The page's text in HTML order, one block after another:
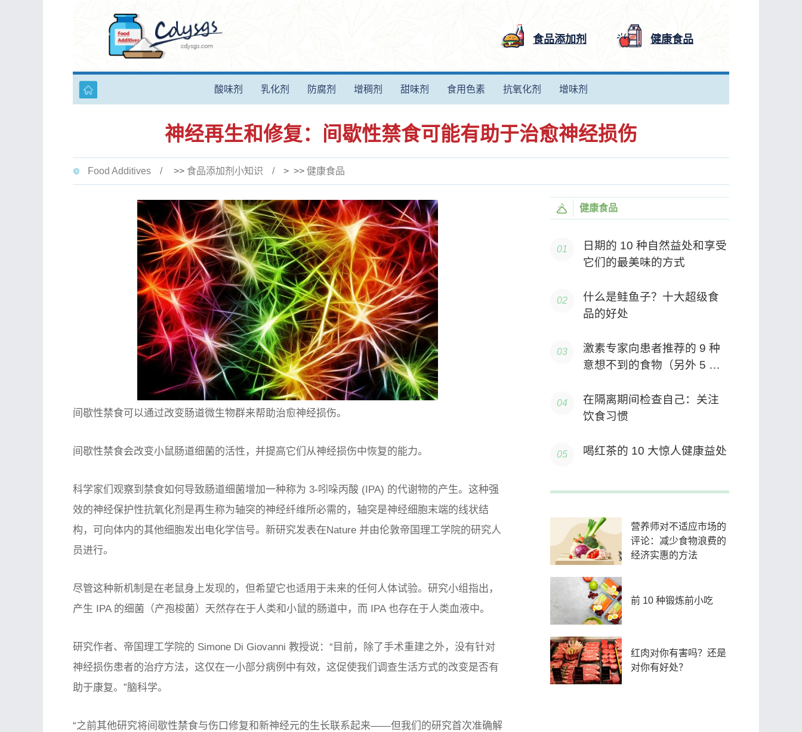
食品添加剂 健康食品
酸味剂 乳化剂 防腐剂 增稠剂 甜味剂 食用色素 抗氧化剂 增味剂
神经再生和修复：间歇性禁食可能有助于治愈神经损伤
Food Additives >> 食品添加剂小知识 > >> 健康食品
间歇性禁食可以通过改变肠道微生物群来帮助治愈神经损伤。
间歇性禁食会改变小鼠肠道细菌的活性，并提高它们从神经损伤中恢复的能力。
科学家们观察到禁食如何导致肠道细菌增加一种称为 3-吲哚丙酸 (IPA) 的代谢物的产生。这种强
效的神经保护性抗氧化剂是再生称为轴突的神经纤维所必需的，轴突是神经细胞末端的线状结
构，可向体内的其他细胞发出电化学信号。新研究发表在Nature 并由伦敦帝国理工学院的研究人
员进行。
尽管这种新机制是在老鼠身上发现的，但希望它也适用于未来的任何人体试验。研究小组指出，
产生 IPA 的细菌（产孢梭菌）天然存在于人类和小鼠的肠道中，而 IPA 也存在于人类血液中。
研究作者、帝国理工学院的 Simone Di Giovanni 教授说：“目前，除了手术重建之外，没有针对
神经损伤患者的治疗方法，这仅在一小部分病例中有效，这促使我们调查生活方式的改变是否有
助于康复。”脑科学。
“之前其他研究将间歇性禁食与伤口修复和新神经元的生长联系起来——但我们的研究首次准确解
健康食品
日期的 10 种自然益处和享受
它们的最美味的方式
什么是鲑鱼子？十大超级食
品的好处
激素专家向患者推荐的 9 种
意想不到的食物（另外 5 种
在隔离期间检查自己：关注
饮食习惯
喝红茶的 10 大惊人健康益处
营养师对不适应市场的
评论：减少食物浪费的
经济实惠的方法
前 10 种锻炼前小吃
红肉对你有害吗？还是
对你有好处？